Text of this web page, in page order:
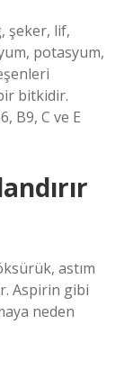
şeker, lif,
potasyum,
bitkidir.
B9, C ve E
astım
Aspirin gibi
neden